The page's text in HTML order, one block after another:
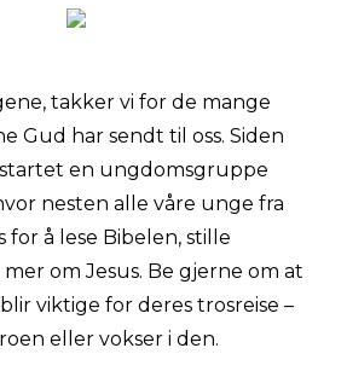
takker vi for de mange
Gud har sendt til oss. Siden
en ungdomsgruppe
nesten alle våre unge fra
for å lese Bibelen, stille
om Jesus. Be gjerne om at
viktige for deres trosreise –
eller vokser i den.